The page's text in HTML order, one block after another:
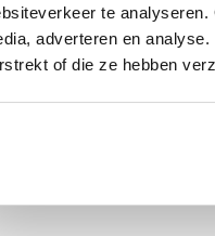
te
adverteren en
of die ze hebben